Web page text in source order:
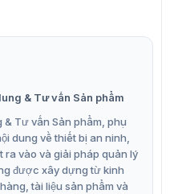
đầu đọc thẻ
V
nhiều khách hàng đánh
làm việc và bảo mật
đọc giúp người dùng
phẩm thường được
cổng swing và cổng
tối ưu hơn. Cùng
& Tư vấn Sản phẩm
& Tư vấn Sản phẩm, phụ
dung về thiết bị an ninh,
ra vào và giải pháp quản lý
được xây dựng từ kinh
tài liệu sản phẩm và